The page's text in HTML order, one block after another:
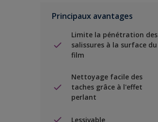
Principaux avantages
Limite la pénétration des
salissures à la surface du
film
Nettoyage facile des
taches grâce à l'effet
perlant
Lessivable